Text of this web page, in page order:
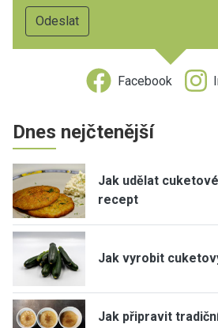
Facebook
Dnes nejčtenější
Jak udělat
recept
Jak vyrobit
Jak připravit